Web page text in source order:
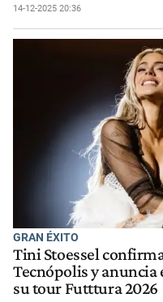
14-12-2025 20:36
GRAN ÉXITO
Tini Stoessel
Tecnópolis y
su tour Futttura 2026